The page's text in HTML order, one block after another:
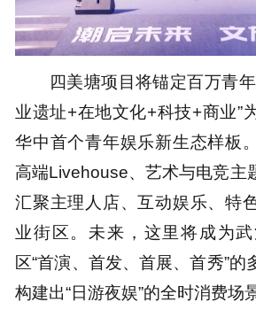
四美塘项目将锚定百万青
业遗址+在地文化+科技+商业”
华中首个青年娱乐新生态样板
高端Livehouse、艺术与电竞主
汇聚主理人店、互动娱乐、特
业街区。未来，这里将成为
区“首演、首发、首展、首秀”的
构建出“日游夜娱”的全时消费场